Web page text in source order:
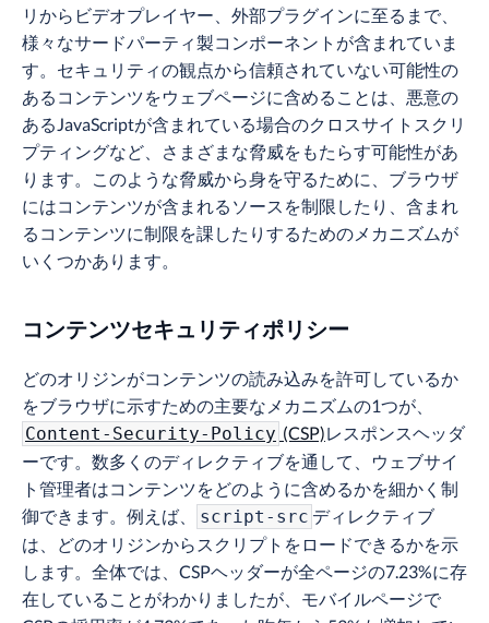
リからビデオプレイヤー、外部プラグインに至るまで、
様々なサードパーティ製コンポーネントが含まれていま
す。セキュリティの観点から信頼されていない可能性の
あるコンテンツをウェブページに含めることは、悪意の
あるJavaScriptが含まれている場合のクロスサイトスクリ
プティングなど、さまざまな脅威をもたらす可能性があ
ります。このような脅威から身を守るために、ブラウザ
にはコンテンツが含まれるソースを制限したり、含まれ
るコンテンツに制限を課したりするためのメカニズムが
いくつかあります。
コンテンツセキュリティポリシー
どのオリジンがコンテンツの読み込みを許可しているか
をブラウザに示すための主要なメカニズムの1つが、
Content-Security-Policy (CSP)レスポンスヘッダ
ーです。数多くのディレクティブを通して、ウェブサイ
ト管理者はコンテンツをどのように含めるかを細かく制
御できます。例えば、
script-src ディレクティブ
は、どのオリジンからスクリプトをロードできるかを示
します。全体では、CSPヘッダーが全ページの7.23%に存
在していることがわかりましたが、モバイルページで